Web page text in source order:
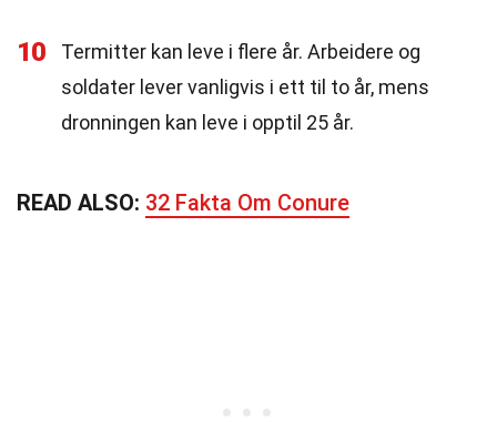
10
Termitter kan leve i flere år. Arbeidere og
soldater lever vanligvis i ett til to år, mens
dronningen kan leve i opptil 25 år.
READ ALSO: 32 Fakta Om Conure